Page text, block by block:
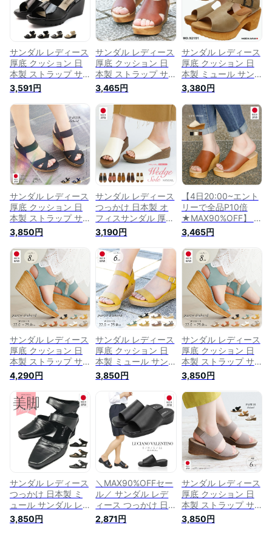
サンダル レディース
厚底 クッション 日
本製 ストラップ サ
ンダル レディース
つっかけ 厚底サンダ
ル オフィスサンダル
黒 靴 歩きやすい お
しゃれ コンフォート
ヒール 美脚 ウェッ
ジソール 夏 黒
3,591円
サンダル レディース
厚底 クッション 日
本製 ストラップ サ
ンダル レディース
つっかけ 厚底サンダ
ル オフィスサンダル
黒 ウェッジソール
靴 歩きやすい おし
ゃれ コンフォート
ヒール ストラップ
美脚 ウエッジソール
3,465円
サンダル レディース
厚底 クッション 日
本製 ミュール サン
ダル レディース つ
っかけ 厚底サンダル
オフィスサンダル 黒
靴 歩きやすい おし
ゃれ コンフォート
ヒール Tストラップ
美脚 太ヒール 夏 黒
アイボリー ライトオ
ーク 92151 partir
d'abord
3,380円
サンダル レディース
厚底 クッション 日
本製 ストラップ サ
ンダル レディース
つっかけ 厚底サンダ
ル 黒 ウェッジソー
ル 靴 歩きやすい お
しゃれ ヒール 美脚
ウエッジソール 夏
デニム 黒 ブラック
ネイビー 92966
3,850円
サンダル レディース
つっかけ 日本製 オ
フィスサンダル 厚底
クッション 美脚 ミ
ュール サンダル レ
ディース ぺたんこ
歩きやすい 旅行 ウ
ェッジソール カバー
ドサンダル ヒール
厚底サンダル 仕事
黒 白 ブラック 5350
3,190円
【4日20:00~エント
リーで全品P10倍
★MAX90%OFF】 サ
ンダル レディース
厚底 クッション 日
本製 ミュール サン
ダル レディース つ
っかけ 厚底サンダル
オフィスサンダル 黒
ウェッジソール 靴
歩きやすい おしゃれ
コンフォート ヒール
ストラップ 美脚 ウ
エッジソール
3,465円
サンダル レディース
厚底 クッション 日
本製 ストラップ サ
ンダル つっかけ 厚
底サンダル 黒 ウェ
ッジソール 8cm ヒ
ール 靴 歩きやすい
おしゃれ 美脚 ウエ
ッジソール 夏 黒 ブ
ラック ベージュ ブ
ルー 白 オレンジ ピ
4,290円
サンダル レディース
厚底 クッション 日
本製 ミュール サン
ダル レディース つ
っかけ 厚底サンダル
オフィスサンダル 黒
ウェッジソール 靴
歩きやすい おしゃれ
コンフォート ヒール
ストラップ 美脚 ウ
エッジソール ブラッ
ク シルバー 白
92070 partir
d`abord
3,850円
サンダル レディース
厚底 クッション 日
本製 ストラップ サ
ンダル つっかけ 厚
底サンダル 黒 ウェ
ッジソール 8cm ヒ
ール 靴 歩きやすい
おしゃれ 美脚 ウエ
ッジソール 夏 黒 ブ
ラック ベージュ ブ
ルー 白 オレンジ ピ
ンク 92932
3,850円
サンダル レディース
つっかけ 日本製 ミ
ュール サンダル レ
ディース 厚底 クッ
ション オフィスサン
3,850円
＼MAX90%OFFセー
ル／ サンダル レデ
ィース つっかけ 日
本製 オフィスサンダ
ル LUCIANO
2,871円
サンダル レディース
厚底 クッション 日
本製 ストラップ サ
ンダル レディース
つっかけ 厚底サンダ
3,850円